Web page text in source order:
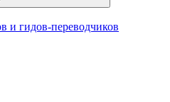
и гидов-переводчиков